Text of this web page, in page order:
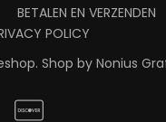
BETALEN EN VERZENDEN
POLICY
Shop by Nonius